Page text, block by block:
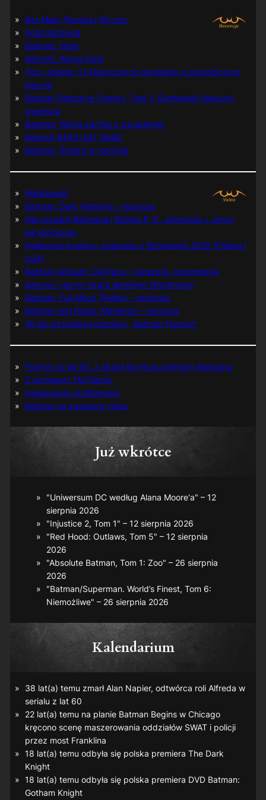
Bat-Man: Pierwszy Rycerz
Grób Batmana
Batman: Hush
Batman: Wojna Cieni
Tuzy Jokera: 13 klasycznych opowieści o zbrodniczym
klaunie
Batman Detective Comics, Tom 1: Gothamski Nokturn:
Uwertura
Batman: Wojna żartów z zagadkami
Batman #445-447, #480
Batman: Śmierć w rodzinie
Wątpliwość
Batman: Dark Patterns – recenzja
Nie prześpij Batmana i Robina P. K. Johnsona + zimny
jak lód bonus
Najlepsze komiksy związane z Batmanem 2025 (Polska i
USA)
Batman Arkham: Clayface – recenzja, prezentacja
Batman i ukryty skarb Berniego Wrightsona
Batman: Full Moon (Pełnia) – recenzja
Batman and Robin: Memento – recenzja
30 lat od polskiej premiery „Batman Forever”
Powrót do lat 60. z okazji 60-lecia premiery Batmana
Z archiwum TM-Semic
Nawiązania do Batmana
Batman na kasetach video
Już wkrótce
"Uniwersum DC według Alana Moore'a" – 12
sierpnia 2026
"Injustice 2, Tom 1" – 12 sierpnia 2026
"Red Hood: Outlaws, Tom 5" – 12 sierpnia
2026
"Absolute Batman, Tom 1: Zoo" – 26 sierpnia
2026
"Batman/Superman. World’s Finest, Tom 6:
Niemożliwe" – 26 sierpnia 2026
Kalendarium
38 lat(a) temu zmarł Alan Napier, odtwórca roli Alfreda w
serialu z lat 60
22 lat(a) temu na planie Batman Beginsw Chicago
kręcono scenę maszerowania oddziałów SWAT i policji
przez most Franklina
18 lat(a) temu odbyła się polska premiera The Dark
Knight
18 lat(a) temu odbyła się polska premiera DVD Batman:
Gotham Knight